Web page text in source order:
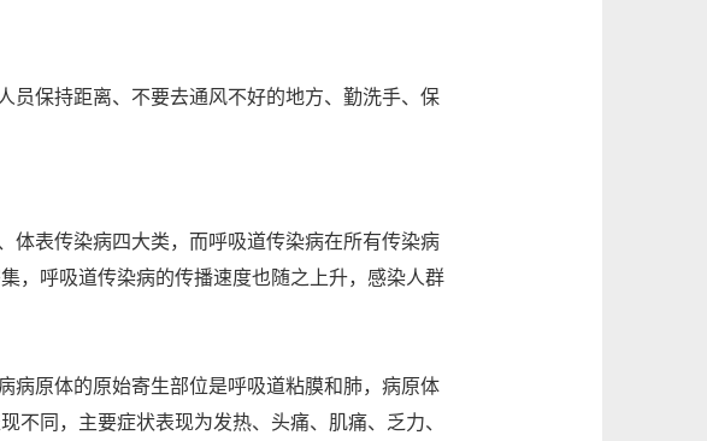
保持距离、不要去通风不好的地方、勤洗手、保
表传染病四大类，而呼吸道传染病在所有传染病
，呼吸道传染病的传播速度也随之上升，感染人群
原体的原始寄生部位是呼吸道粘膜和肺，病原体
不同，主要症状表现为发热、头痛、肌痛、乏力、